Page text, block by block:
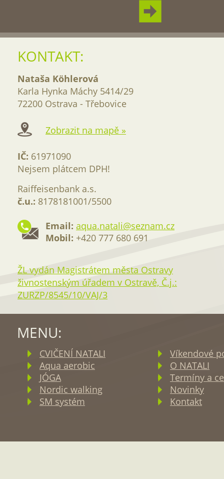
KONTAKT:
Nataša Köhlerová
Karla Hynka Máchy 5414/29
72200 Ostrava - Třebovice
Zobrazit na mapě »
IČ: 61971090
Nejsem plátcem DPH!
Raiffeisenbank a.s.
č.u.: 8178181001/5500
Email: aqua.natali@seznam.cz
Mobil: +420 777 680 691
ŽL vydán Magistrátem města Ostravy
živnostenským úřadem v Ostravě, Č.j.:
ZURZP/8545/10/VAJ/3
MENU:
CVIČENÍ NATALI
Aqua aerobic
JÓGA
Nordic walking
SM systém
Víkendové
O NATALI
Termíny a
Novinky
Kontakt